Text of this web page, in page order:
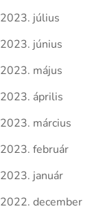
2023. július
2023. június
2023. május
2023. április
2023. március
2023. február
2023. január
2022. december